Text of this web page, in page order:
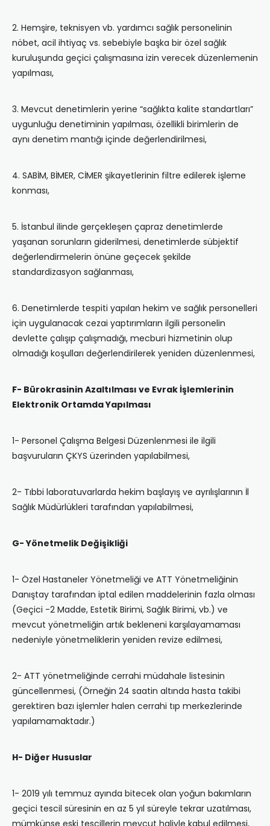
2. Hemşire, teknisyen vb. yardımcı sağlık personelinin
nöbet, acil ihtiyaç vs. sebebiyle başka bir özel sağlık
kuruluşunda geçici çalışmasına izin verecek düzenlemenin
yapılması,
3. Mevcut denetimlerin yerine “sağlıkta kalite standartları”
uygunluğu denetiminin yapılması, özellikli birimlerin de
aynı denetim mantığı içinde değerlendirilmesi,
4. SABİM, BİMER, CİMER şikayetlerinin filtre edilerek işleme
konması,
5. İstanbul ilinde gerçekleşen çapraz denetimlerde
yaşanan sorunların giderilmesi, denetimlerde sübjektif
değerlendirmelerin önüne geçecek şekilde
standardizasyon sağlanması,
6. Denetimlerde tespiti yapılan hekim ve sağlık personelleri
için uygulanacak cezai yaptırımların ilgili personelin
devlette çalışıp çalışmadığı, mecburi hizmetinin olup
olmadığı koşulları değerlendirilerek yeniden düzenlenmesi,
F- Bürokrasinin Azaltılması ve Evrak İşlemlerinin
Elektronik Ortamda Yapılması
1- Personel Çalışma Belgesi Düzenlenmesi ile ilgili
başvuruların ÇKYS üzerinden yapılabilmesi,
2- Tıbbi laboratuvarlarda hekim başlayış ve ayrılışlarının İl
Sağlık Müdürlükleri tarafından yapılabilmesi,
G- Yönetmelik Değişikliği
1- Özel Hastaneler Yönetmeliği ve ATT Yönetmeliğinin
Danıştay tarafından iptal edilen maddelerinin fazla olması
(Geçici -2 Madde, Estetik Birimi, Sağlık Birimi, vb.) ve
mevcut yönetmeliğin artık bekleneni karşılayamaması
nedeniyle yönetmeliklerin yeniden revize edilmesi,
2- ATT yönetmeliğinde cerrahi müdahale listesinin
güncellenmesi, (Örneğin 24 saatin altında hasta takibi
gerektiren bazı işlemler halen cerrahi tıp merkezlerinde
yapılamamaktadır.)
H- Diğer Hususlar
1- 2019 yılı temmuz ayında bitecek olan yoğun bakımların
geçici tescil süresinin en az 5 yıl süreyle tekrar uzatılması,